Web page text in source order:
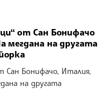
от Сан Бонифачо
мегдана на другата
Сан Бонифачо, Италия,
на другата